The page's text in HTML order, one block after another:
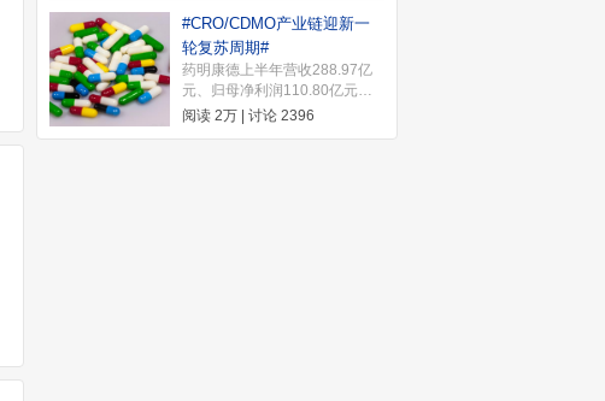
础设施。2026年8月5日，中国
商务部针对美国联邦通信委员会
（FCC）和美国国土安全部
（DHS）近期采取的一系列涉
华消极措施，宣布实施多项反制
行动。
#CRO/CDMO产业链迎新一
轮复苏周期#
药明康德上半年营收288.97亿
元、归母净利润110.80亿元首
破百亿，将2026年整体收入指
阅读 2万 | 讨论 2396